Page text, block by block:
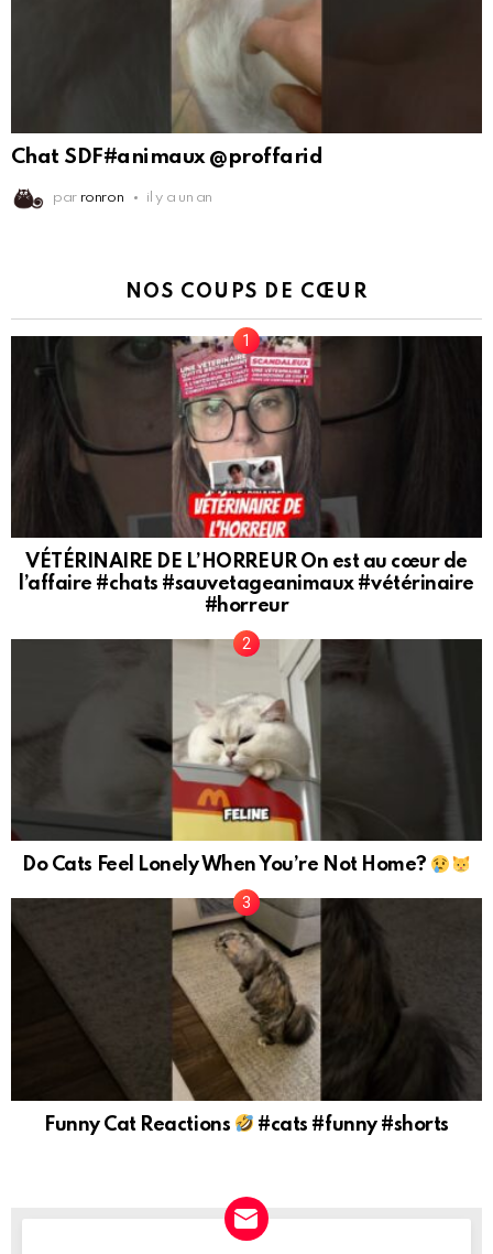
Chat SDF#animaux @proffarid
par ronron il y a un an
NOS COUPS DE CŒUR
VÉTÉRINAIRE DE L’HORREUR On est au cœur de
l’affaire #chats #sauvetageanimaux #vétérinaire
#horreur
Do Cats Feel Lonely When You’re Not Home?
Funny Cat Reactions #cats #funny #shorts